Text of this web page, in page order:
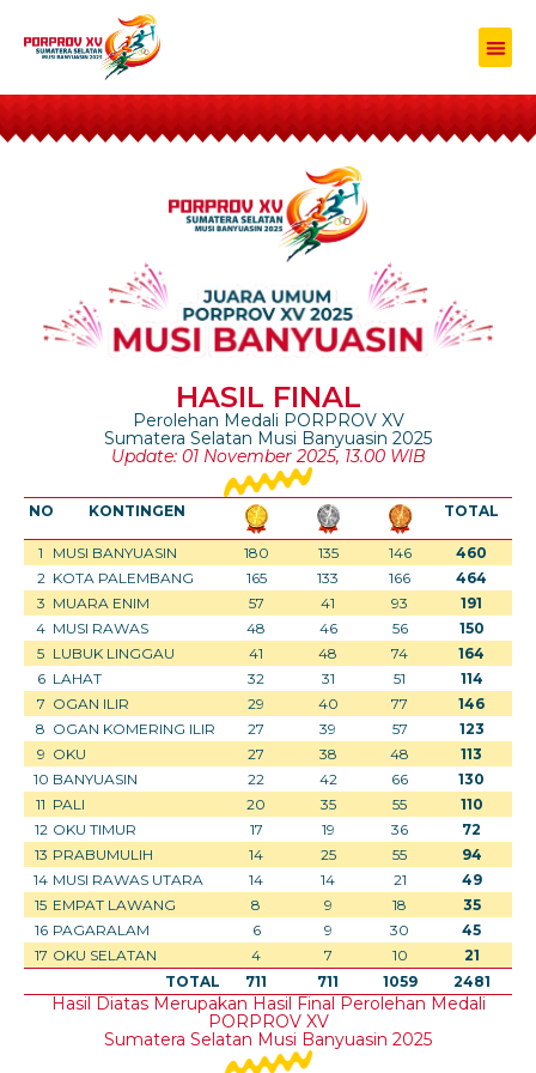
HASIL FINAL
Perolehan Medali PORPROV XV
Sumatera Selatan Musi Banyuasin 2025
Update: 01 November 2025, 13.00 WIB
NO KONTINGEN TOTAL
2 KOTA PALEMBANG 165 133 166 464
1 MUSI BANYUASIN 180 135 146 460
10 BANYUASIN 22 42 66 130
15 EMPAT LAWANG 8 9 18 35
6 LAHAT 32 31 51 114
5 LUBUK LINGGAU 41 48 74 164
3 MUARA ENIM 57 41 93
191
4 MUSI RAWAS 48 46 56 150
14 MUSI RAWAS UTARA 14 14 21 49
7 OGAN ILIR 29 40 77
146
8 OGAN KOMERING ILIR 27 39 57
123
9 OKU 27 38 48 113
17 OKU SELATAN 4 7 10 21
12 OKU TIMUR 17 19 36 72
16 PAGARALAM 6 9 30 45
11 PALI 20 35 55 110
13 PRABUMULIH 14 25 55 94
TOTAL 711 711 1059 2481
Hasil Diatas Merupakan Hasil Final Perolehan Medali
PORPROV XV
Sumatera Selatan Musi Banyuasin 2025